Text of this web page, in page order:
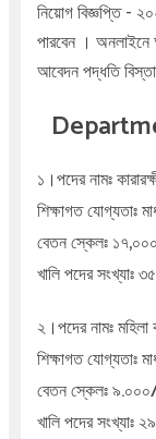
নিয়োগ বিজ্ঞপ্তি -
পারবেন । অনলাইনে
আবেদন পদ্ধতি
১।পদের নামঃ
শিক্ষাগত যোগ্যতাঃ
বেতন স্কেলঃ
খালি পদের সংখ্যাঃ
২।পদের নামঃমহিলা
শিক্ষাগত যোগ্যতাঃ
বেতন স্কেলঃ
খালি পদের সংখ্যাঃ